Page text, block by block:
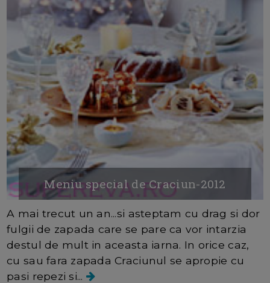
Meniu special de Craciun-2012
A mai trecut un an...si asteptam cu drag si dor
fulgii de zapada care se pare ca vor intarzia
destul de mult in aceasta iarna. In orice caz,
cu sau fara zapada Craciunul se apropie cu
pasi repezi si...